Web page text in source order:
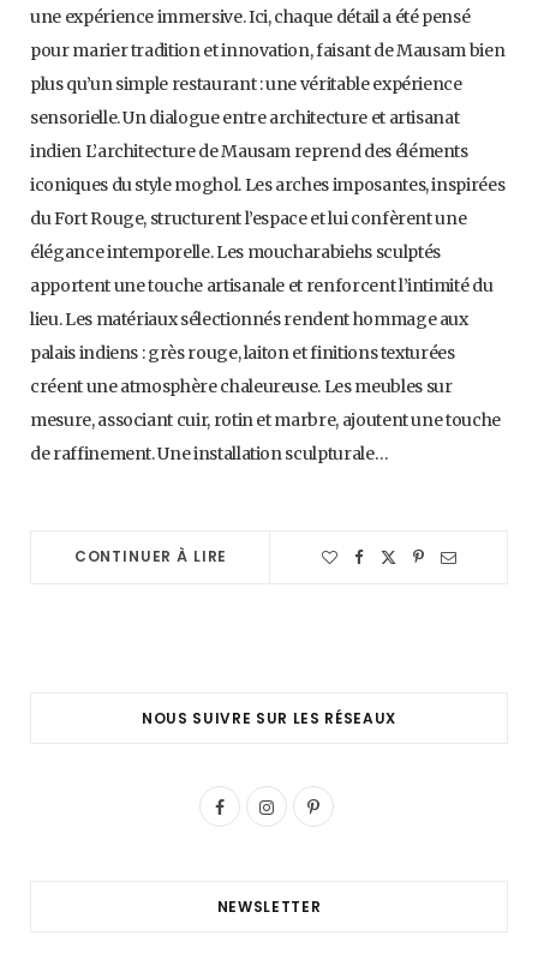
une expérience immersive. Ici, chaque détail a été pensé
pour marier tradition et innovation, faisant de Mausam bien
plus qu’un simple restaurant : une véritable expérience
sensorielle. Un dialogue entre architecture et artisanat
indien L’architecture de Mausam reprend des éléments
iconiques du style moghol. Les arches imposantes, inspirées
du Fort Rouge, structurent l’espace et lui confèrent une
élégance intemporelle. Les moucharabiehs sculptés
apportent une touche artisanale et renforcent l’intimité du
lieu. Les matériaux sélectionnés rendent hommage aux
palais indiens : grès rouge, laiton et finitions texturées
créent une atmosphère chaleureuse. Les meubles sur
mesure, associant cuir, rotin et marbre, ajoutent une touche
de raffinement. Une installation sculpturale…
CONTINUER À LIRE
NOUS SUIVRE SUR LES RÉSEAUX
F
I
P
NEWSLETTER